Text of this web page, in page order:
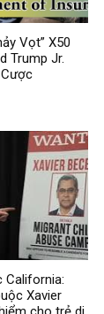
Vọt” X50
Trump Jr.
California:
Xavier